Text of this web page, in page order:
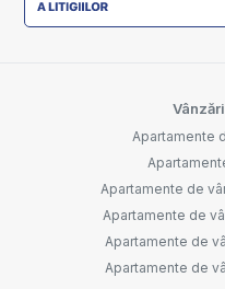
Apartamente
Apartamente de
Apartamente de
Apartamente de
Apartamente de